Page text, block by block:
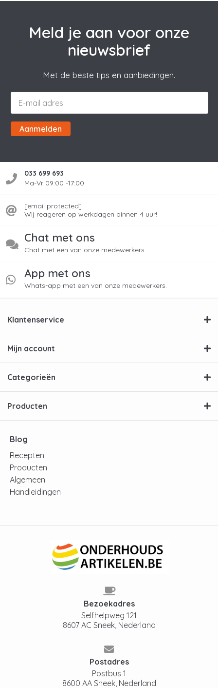
Meld je aan voor onze
nieuwsbrief
Met de beste tips en aanbiedingen.
Aanmelden
033 699 693
Ma-Vr 09:00 -17:00
[email protected]
Wij reageren op werkdagen binnen 4 uur!
Chat met ons
Chat met een van onze medewerkers
App met ons
Whats-app met een van onze medewerkers.
Klantenservice
Mijn account
Categorieën
Producten
Blog
Recepten
Producten
Algemeen
Handleidingen
Bezoekadres
Selfhelpweg 121
8607 AC Sneek, Nederland
Postadres
Postbus 1
8600 AA Sneek, Nederland